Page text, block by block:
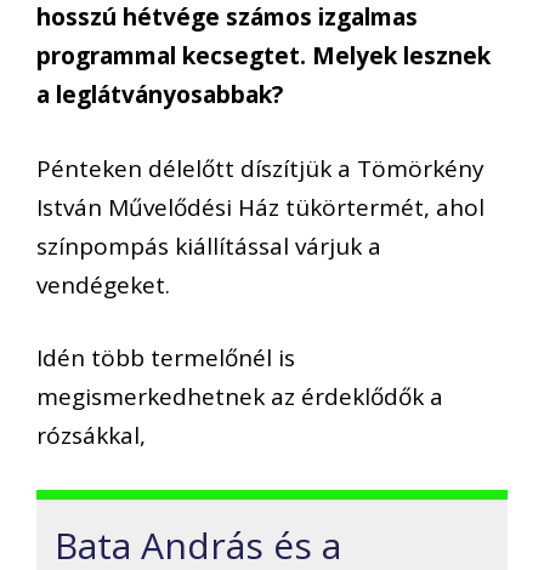
hosszú hétvége számos izgalmas
programmal kecsegtet. Melyek lesznek
a leglátványosabbak?
Pénteken délelőtt díszítjük a Tömörkény
István Művelődési Ház tükörtermét, ahol
színpompás kiállítással várjuk a
vendégeket.
Idén több termelőnél is
megismerkedhetnek az érdeklődők a
rózsákkal,
Bata András és a